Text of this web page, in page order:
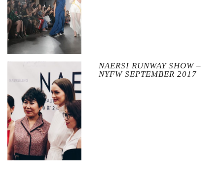
NAERSI RUNWAY SHOW –
NYFW SEPTEMBER 2017